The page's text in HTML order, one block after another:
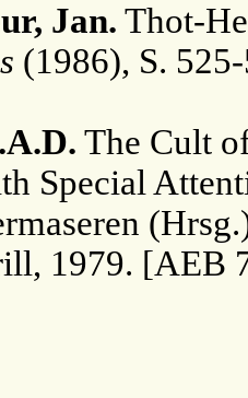
Jan. Thot-
(1986), S.
The Cult
Special
1979. [AEB